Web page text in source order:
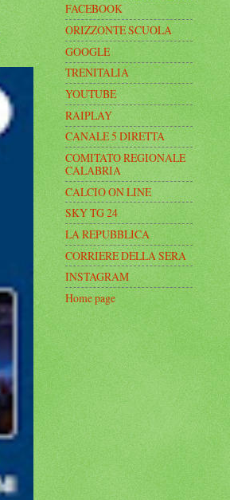
FACEBOOK
ORIZZONTE SCUOLA
GOOGLE
TRENITALIA
YOUTUBE
RAIPLAY
CANALE 5 DIRETTA
COMITATO REGIONALE
CALABRIA
CALCIO ON LINE
SKY TG 24
LA REPUBBLICA
CORRIERE DELLA SERA
INSTAGRAM
Home page